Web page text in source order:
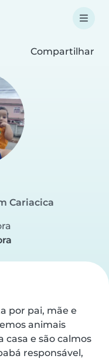
Compartilhar
Cariacica
por pai, mãe e
animais
casa e são calmos
responsável,